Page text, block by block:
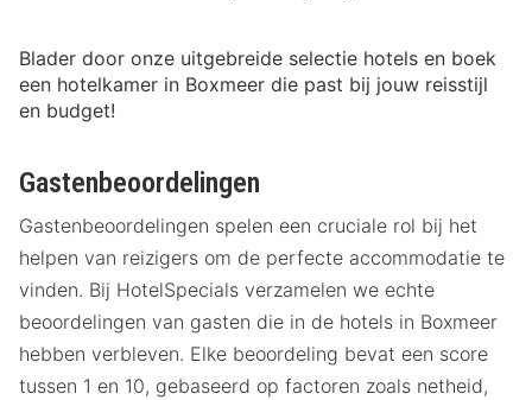
Blader door onze uitgebreide selectie hotels en boek
een hotelkamer in Boxmeer die past bij jouw reisstijl
en budget!
Gastenbeoordelingen
Gastenbeoordelingen spelen een cruciale rol bij het
helpen van reizigers om de perfecte accommodatie te
vinden. Bij HotelSpecials verzamelen we echte
beoordelingen van gasten die in de hotels in Boxmeer
hebben verbleven. Elke beoordeling bevat een score
tussen 1 en 10, gebaseerd op factoren zoals netheid,